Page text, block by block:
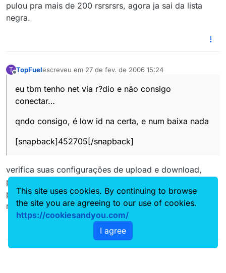
pulou pra mais de 200 rsrsrsrs, agora ja sai da lista
negra.
T TopFuelescreveu em 27 de fev. de 2006 15:24
última edição por
eu tbm tenho net via r?dio e não consigo
conectar…
qndo consigo, é low id na certa, e num baixa nada
[snapback]452705[/snapback]
verifica suas configurações de upload e download,
pode ser que estejam baixas e os servidores dão
prioridade alta a quem tem upload e download
maiores.
This site uses cookies. By continuing to browse
the site you are agreeing to our use of cookies.
https://cookiesandyou.com/
I agree